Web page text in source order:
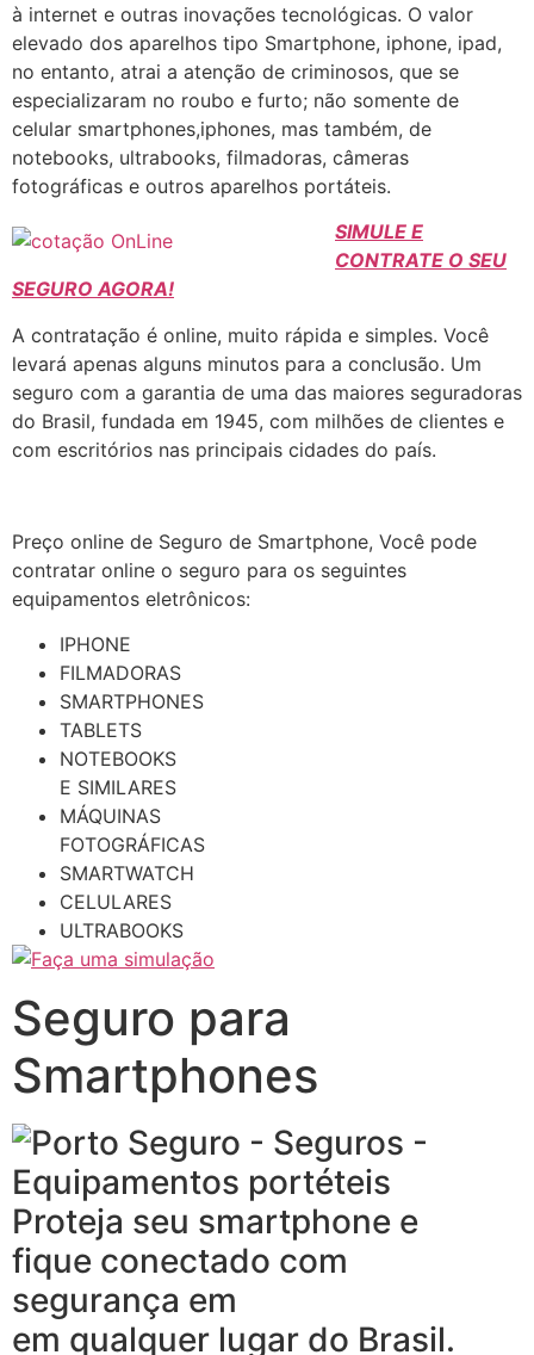
à internet e outras inovações tecnológicas. O valor
elevado dos aparelhos tipo Smartphone, iphone, ipad,
no entanto, atrai a atenção de criminosos, que se
especializaram no roubo e furto; não somente de
celular smartphones,iphones, mas também, de
notebooks, ultrabooks, filmadoras, câmeras
fotográficas e outros aparelhos portáteis.
SIMULE E
CONTRATE O SEU
SEGURO AGORA!
A contratação é online, muito rápida e simples. Você
levará apenas alguns minutos para a conclusão. Um
seguro com a garantia de uma das maiores seguradoras
do Brasil, fundada em 1945, com milhões de clientes e
com escritórios nas principais cidades do país.
Preço online de Seguro de Smartphone, Você pode
contratar online o seguro para os seguintes
equipamentos eletrônicos:
IPHONE
FILMADORAS
SMARTPHONES
TABLETS
NOTEBOOKS
E SIMILARES
MÁQUINAS
FOTOGRÁFICAS
SMARTWATCH
CELULARES
ULTRABOOKS
Seguro para
Smartphones
Proteja seu smartphone e
fique conectado com
segurança em
em qualquer lugar do Brasil.